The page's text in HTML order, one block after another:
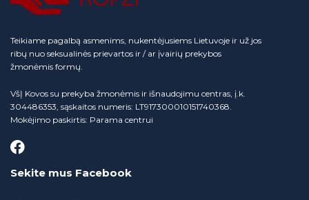
Teikiame pagalbą asmenims, nukentėjusiems Lietuvoje ir už jos
ribų nuo seksualinės prievartos ir / ar įvairių prekybos
žmonėmis formų.
VšĮ Kovos su prekyba žmonėmis ir išnaudojimu centras, į.k.
304486353, sąskaitos numeris: LT917300010151740368.
Mokėjimo paskirtis: Parama centrui
Sekite mus Facebook